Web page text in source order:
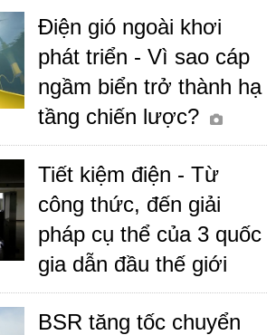
Điện gió ngoài khơi
phát triển - Vì sao cáp
ngầm biển trở thành hạ
tầng chiến lược?
Tiết kiệm điện - Từ
công thức, đến giải
pháp cụ thể của 3 quốc
gia dẫn đầu thế giới
BSR tăng tốc chuyển